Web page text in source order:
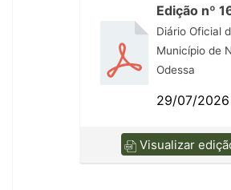
Edição nº
Diário Oficial
Município de
Odessa
29/07/2026
Visualizar